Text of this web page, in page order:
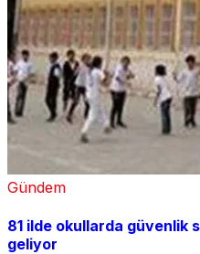
Gündem
81 ilde okullarda güvenlik
geliyor